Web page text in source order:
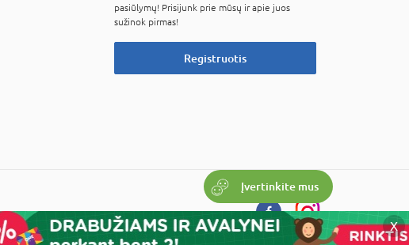
Įvertinkite mus
X
pasiūlymų! Prisijunk prie mūsų ir apie juos
sužinok pirmas!
Registruotis